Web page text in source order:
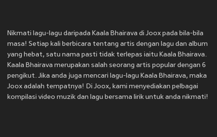
Nikmati lagu-lagu daripada Kaala Bhairava di Joox pada bila-bila
masa! Setiap kali berbicara tentang artis dengan lagu dan album
yang hebat, satu nama pasti tidak terlepas iaitu Kaala Bhairava.
Kaala Bhairava merupakan salah seorang artis popular dengan 6
pengikut. Jika anda juga mencari lagu-lagu Kaala Bhairava, maka
Joox adalah tempatnya! Di Joox, kami menyediakan pelbagai
kompilasi video muzik dan lagu bersama lirik untuk anda nikmati!